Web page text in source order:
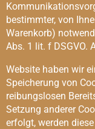
bestimmter, von
Warenkorb)
Abs. 1 lit. f DSGVO.
Website haben wir
Speicherung von
reibungslosen
Setzung anderer
erfolgt, werden